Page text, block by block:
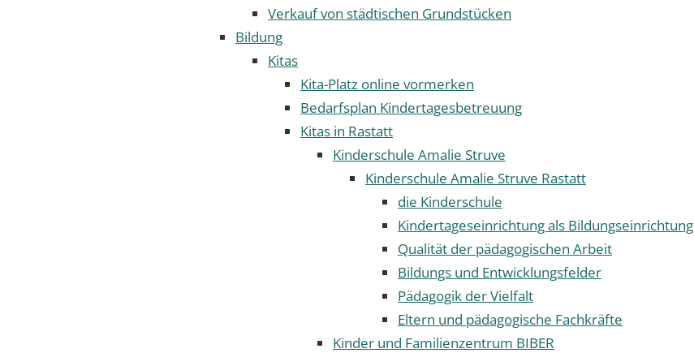
Verkauf von städtischen Grundstücken
Bildung
Kitas
Kita-Platz online vormerken
Bedarfsplan Kindertagesbetreuung
Kitas in Rastatt
Kinderschule Amalie Struve
Kinderschule Amalie Struve Rastatt
die Kinderschule
Kindertageseinrichtung als Bildungseinrichtung
Qualität der pädagogischen Arbeit
Bildungs und Entwicklungsfelder
Pädagogik der Vielfalt
Eltern und pädagogische Fachkräfte
Kinder und Familienzentrum BIBER